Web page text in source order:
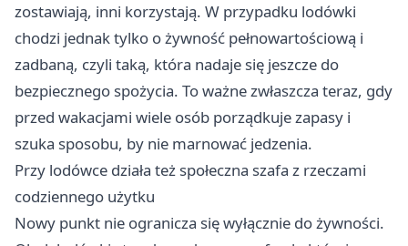
zostawiają, inni korzystają. W przypadku lodówki
chodzi jednak tylko o żywność pełnowartościową i
zadbaną, czyli taką, która nadaje się jeszcze do
bezpiecznego spożycia. To ważne zwłaszcza teraz, gdy
przed wakacjami wiele osób porządkuje zapasy i
szuka sposobu, by nie marnować jedzenia.
Przy lodówce działa też społeczna szafa z rzeczami
codziennego użytku
Nowy punkt nie ogranicza się wyłącznie do żywności.